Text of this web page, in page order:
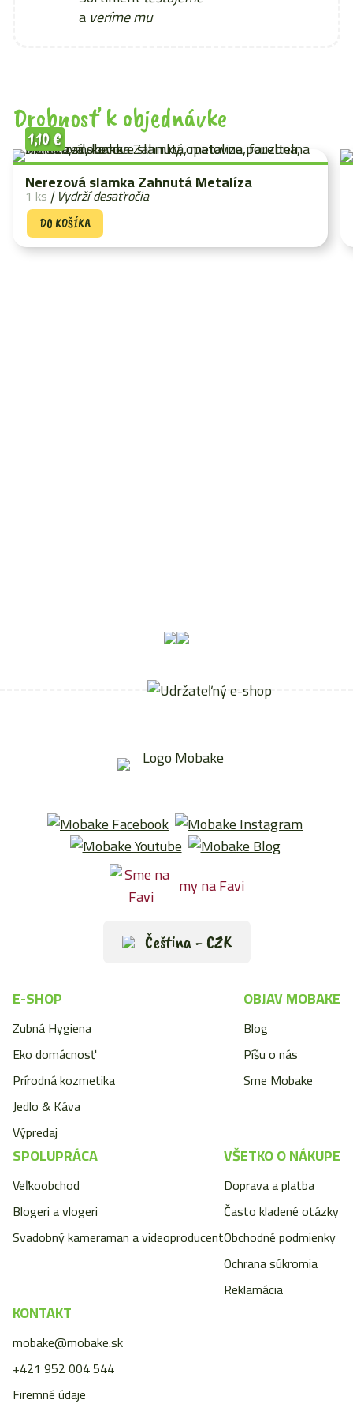
averíme mu
Drobnosť k objednávke
Nerezová slamka Zahnutá Metalíza
1,10€
1 ks| Vydrží desaťročia
DO KOŠÍKA
my na Favi
Čeština - CZK
E-SHOP
Zubná Hygiena
Eko domácnosť
Prírodná kozmetika
Jedlo & Káva
Výpredaj
OBJAV MOBAKE
Blog
Píšu o nás
Sme Mobake
SPOLUPRÁCA
Veľkoobchod
Blogeri a vlogeri
Svadobný kameraman a videoproducent
VŠETKO O NÁKUPE
Doprava a platba
Často kladené otázky
Obchodné podmienky
Ochrana súkromia
Reklamácia
KONTAKT
mobake@mobake.sk
+421 952 004 544
Firemné údaje